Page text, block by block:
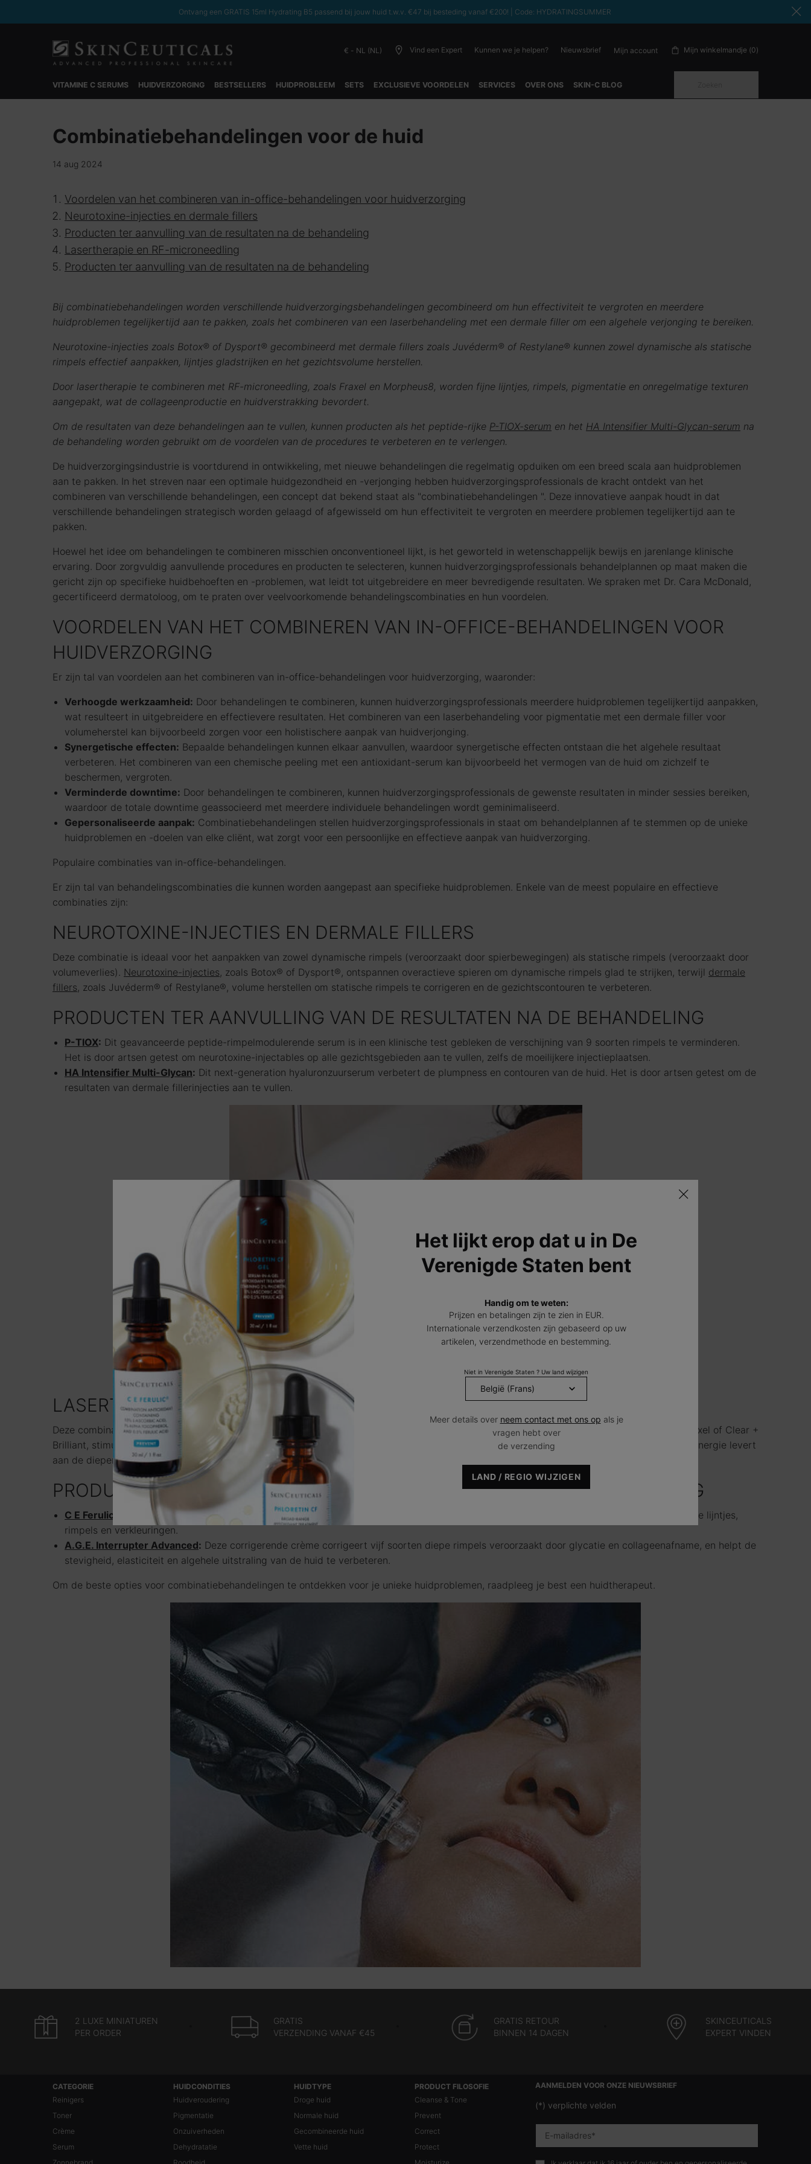
Ontvang een GRATIS 15ml Hydrating B5 passend bij jouw huid t.w.v. €47 bij besteding vanaf €200! | Code: HYDRATINGSUMMER
€ - NL (NL) Vind een Expert Kunnen we je helpen? Nieuwsbrief Mijn account Mijn winkelmandje 0
0 product in winkelwagen
VITAMINE C SERUMS HUIDVERZORGING BESTSELLERS HUIDPROBLEEM SETS EXCLUSIEVE VOORDELEN SERVICES OVER ONS SKIN-C BLOG
Combinatiebehandelingen voor de huid
14 aug 2024
Voordelen van het combineren van in-office-behandelingen voor huidverzorging
Neurotoxine-injecties en dermale fillers
Producten ter aanvulling van de resultaten na de behandeling
Lasertherapie en RF-microneedling
Producten ter aanvulling van de resultaten na de behandeling
Bij combinatiebehandelingen worden verschillende huidverzorgingsbehandelingen gecombineerd om hun effectiviteit te vergroten en meerdere
huidproblemen tegelijkertijd aan te pakken, zoals het combineren van een laserbehandeling met een dermale filler om een algehele verjonging te bereiken.
Neurotoxine-injecties zoals Botox® of Dysport® gecombineerd met dermale fillers zoals Juvéderm® of Restylane® kunnen zowel dynamische als statische
rimpels effectief aanpakken, lijntjes gladstrijken en het gezichtsvolume herstellen.
Door lasertherapie te combineren met RF-microneedling, zoals Fraxel en Morpheus8, worden fijne lijntjes, rimpels, pigmentatie en onregelmatige texturen
aangepakt, wat de collageenproductie en huidverstrakking bevordert.
Om de resultaten van deze behandelingen aan te vullen, kunnen producten als het peptide-rijke P-TIOX-serum en het HA Intensifier Multi-Glycan-serum na
de behandeling worden gebruikt om de voordelen van de procedures te verbeteren en te verlengen.
De huidverzorgingsindustrie is voortdurend in ontwikkeling, met nieuwe behandelingen die regelmatig opduiken om een breed scala aan huidproblemen
aan te pakken. In het streven naar een optimale huidgezondheid en -verjonging hebben huidverzorgingsprofessionals de kracht ontdekt van het
combineren van verschillende behandelingen, een concept dat bekend staat als "combinatiebehandelingen ". Deze innovatieve aanpak houdt in dat
verschillende behandelingen strategisch worden gelaagd of afgewisseld om hun effectiviteit te vergroten en meerdere problemen tegelijkertijd aan te
pakken.
Hoewel het idee om behandelingen te combineren misschien onconventioneel lijkt, is het geworteld in wetenschappelijk bewijs en jarenlange klinische
ervaring. Door zorgvuldig aanvullende procedures en producten te selecteren, kunnen huidverzorgingsprofessionals behandelplannen op maat maken die
gericht zijn op specifieke huidbehoeften en -problemen, wat leidt tot uitgebreidere en meer bevredigende resultaten. We spraken met Dr. Cara McDonald,
gecertificeerd dermatoloog, om te praten over veelvoorkomende behandelingscombinaties en hun voordelen.
VOORDELEN VAN HET COMBINEREN VAN IN-OFFICE-BEHANDELINGEN VOOR
HUIDVERZORGING
Er zijn tal van voordelen aan het combineren van in-office-behandelingen voor huidverzorging, waaronder:
Verhoogde werkzaamheid: Door behandelingen te combineren, kunnen huidverzorgingsprofessionals meerdere huidproblemen tegelijkertijd aanpakken,
wat resulteert in uitgebreidere en effectievere resultaten. Het combineren van een laserbehandeling voor pigmentatie met een dermale filler voor
volumeherstel kan bijvoorbeeld zorgen voor een holistischere aanpak van huidverjonging.
Synergetische effecten: Bepaalde behandelingen kunnen elkaar aanvullen, waardoor synergetische effecten ontstaan die het algehele resultaat
verbeteren. Het combineren van een chemische peeling met een antioxidant-serum kan bijvoorbeeld het vermogen van de huid om zichzelf te
beschermen, vergroten.
Verminderde downtime: Door behandelingen te combineren, kunnen huidverzorgingsprofessionals de gewenste resultaten in minder sessies bereiken,
waardoor de totale downtime geassocieerd met meerdere individuele behandelingen wordt geminimaliseerd.
Gepersonaliseerde aanpak: Combinatiebehandelingen stellen huidverzorgingsprofessionals in staat om behandelplannen af te stemmen op de unieke
huidproblemen en -doelen van elke cliënt, wat zorgt voor een persoonlijke en effectieve aanpak van huidverzorging.
Populaire combinaties van in-office-behandelingen.
Er zijn tal van behandelingscombinaties die kunnen worden aangepast aan specifieke huidproblemen. Enkele van de meest populaire en effectieve
combinaties zijn:
NEUROTOXINE-INJECTIES EN DERMALE FILLERS
Deze combinatie is ideaal voor het aanpakken van zowel dynamische rimpels (veroorzaakt door spierbewegingen) als statische rimpels (veroorzaakt door
volumeverlies). Neurotoxine-injecties, zoals Botox® of Dysport®, ontspannen overactieve spieren om dynamische rimpels glad te strijken, terwijl dermale
fillers, zoals Juvéderm® of Restylane®, volume herstellen om statische rimpels te corrigeren en de gezichtscontouren te verbeteren.
PRODUCTEN TER AANVULLING VAN DE RESULTATEN NA DE BEHANDELING
P-TIOX: Dit geavanceerde peptide-rimpelmodulerende serum is in een klinische test gebleken de verschijning van 9 soorten rimpels te verminderen.
Het is door artsen getest om neurotoxine-injectables op alle gezichtsgebieden aan te vullen, zelfs de moeilijkere injectieplaatsen.
HA Intensifier Multi-Glycan: Dit next-generation hyaluronzuurserum verbetert de plumpness en contouren van de huid. Het is door artsen getest om de
resultaten van dermale fillerinjecties aan te vullen.
LASERTHERAPIE EN RF-MICRONEEDLING
Deze combinatie pakt effectief huidproblemen aan zoals fijne lijntjes, rimpels, pigmentatie en onregelmatige texturen. Lasertherapie, zoals Fraxel of Clear +
Brilliant, stimuleert de collageenproductie en verbetert de huidtextuur, terwijl RF-microneedling, zoals Morpheus8 of Vivace, radiofrequentie-energie levert
aan de diepere huidlagen, wat de huidverstrakking en -verjonging bevordert.
PRODUCTEN TER AANVULLING VAN DE RESULTATEN NA DE BEHANDELING
C E Ferulic
Dit bekroonde antioxidant-serum biedt geavanceerde bescherming tegen omgevingsinvloeden en verbetert het uiterlijk van fijne lijntjes,
rimpels en verkleuringen.
A.G.E. Interrupter Advanced: Deze corrigerende crème corrigeert vijf soorten diepe rimpels veroorzaakt door glycatie en collageenafname, en helpt de
stevigheid, elasticiteit en algehele uitstraling van de huid te verbeteren.
Om de beste opties voor combinatiebehandelingen te ontdekken voor je unieke huidproblemen, raadpleeg je best een huidtherapeut.
2 LUXE MINIATUREN
PER ORDER
GRATIS
VERZENDING VANAF €45
GRATIS RETOUR
BINNEN 14 DAGEN
SKINCEUTICALS
EXPERT VINDEN
Navigatie voettekst
CATEGORIE
Reinigers
Toner
Crème
Serum
HUIDCONDITIES
Huidveroudering
Pigmentatie
Onzuiverheden
Dehydratatie
HUIDTYPE
Droge huid
Normale huid
Gecombineerde huid
Vette huid
PRODUCT FILOSOFIE
Cleanse & Tone
Prevent
Correct
Protect
AANMELDEN VOOR ONZE NIEUWSBRIEF
(*) verplichte velden
E-mailadres*
Het lijkt erop dat u in De
Verenigde Staten bent
Handig om te weten:
Prijzen en betalingen zijn te zien in EUR.
Internationale verzendkosten zijn gebaseerd op uw
artikelen, verzendmethode en bestemming.
Niet in Verenigde Staten ? Uw land wijzigen
Meer details over neem contact met ons op als je
vragen hebt over
de verzending
LAND / REGIO WIJZIGEN